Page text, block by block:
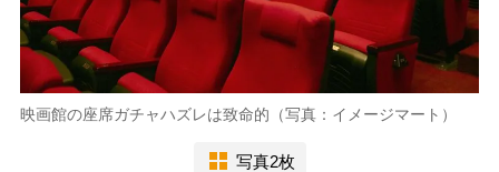
映画館の座席ガチャハズレは致命的（写真：イメージマート）
写真2枚